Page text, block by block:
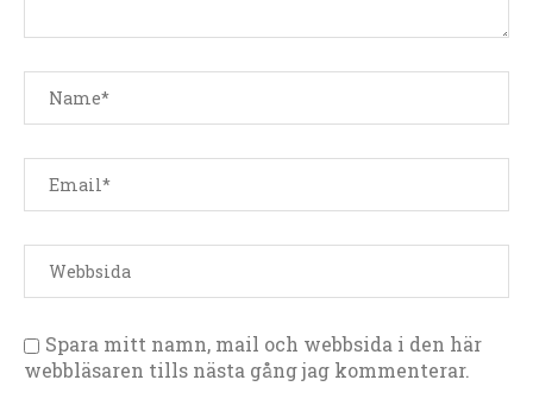
Spara mitt namn, mail och webbsida i den här
webbläsaren tills nästa gång jag kommenterar.